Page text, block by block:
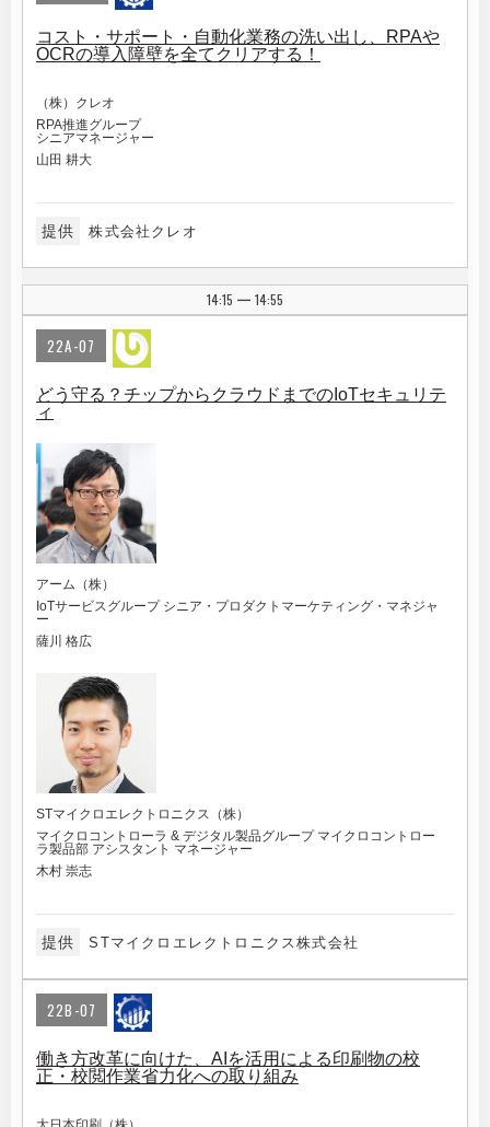
コスト・サポート・自動化業務の洗い出し、RPAや
OCRの導入障壁を全てクリアする！
（株）クレオ
RPA推進グループ
シニアマネージャー
山田 耕大
提供 株式会社クレオ
14:15 | 14:55
22A-07
どう守る？チップからクラウドまでのIoTセキュリテ
ィ
アーム（株）
IoTサービスグループ シニア・プロダクトマーケティング・マネジャ
ー
薩川 格広
STマイクロエレクトロニクス（株）
マイクロコントローラ & デジタル製品グループ マイクロコントロー
ラ製品部 アシスタント マネージャー
木村 崇志
提供 STマイクロエレクトロニクス株式会社
22B-07
働き方改革に向けた、AIを活用による印刷物の校
正・校閲作業省力化への取り組み